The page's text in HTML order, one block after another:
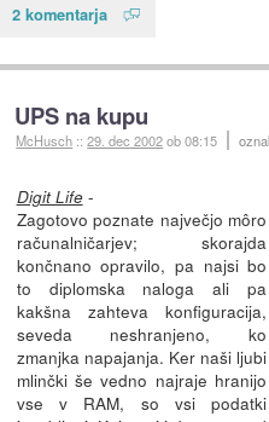
2 komentarja
UPS na kupu
McHusch ::29. dec 2002ob 08:15
Digit Life-
Zagotovo poznate največjo môro
računalničarjev; skorajda
končnano opravilo, pa najsi bo
to diplomska naloga ali pa
kakšna zahteva konfiguracija,
seveda neshranjeno, ko
zmanjka napajanja. Ker naši ljubi
mlinčki še vedno najraje hranijo
vse v RAM, so vsi podatki